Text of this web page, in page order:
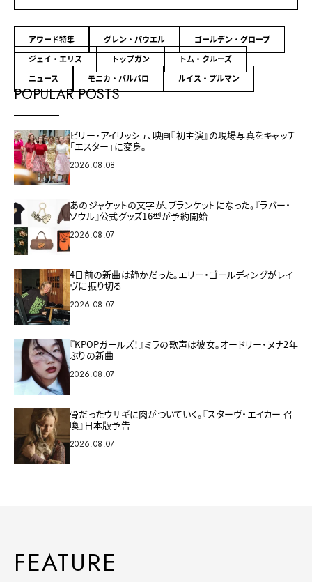
アワード特集 グレン・パウエル
ゴールデン・グローブ
ジェイ・エリス
トップガン
トム・クルーズ
ニュース
モニカ・バルバロ ルイス・プルマン
POPULAR POSTS
ビリー・アイリッシュ、映画『初主演』の現場写真をキャッチ
「エスター」に変身。
2026.08.08
あのジャケットの文字が、ブランケットになった。『ラバー・
ソウル』公式グッズ16型が予約開始
2026.08.07
4日前の新曲は静かだった。エリー・ゴールディングがレイ
ヴに振り切る
2026.08.07
『KPOPガールズ！』ミラの歌声は彼女。オードリー・ヌナ2年
ぶりの新曲
2026.08.07
骨だったウサギに肉がついていく。『スターヴ・エイカー 召
喚』日本版予告
2026.08.07
FEATURE